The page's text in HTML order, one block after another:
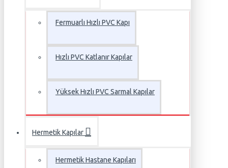
Fermuarlı Hızlı PVC Kapı
Hızlı PVC Katlanır Kapılar
Yüksek Hızlı PVC Sarmal Kapılar
Hermetik Kapılar
Hermetik Hastane Kapıları